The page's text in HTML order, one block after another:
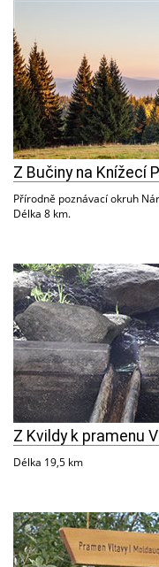
Z Bučiny na Knížecí
Přírodně poznávací okruh
Délka 8 km.
Z Kvildy k pramenu
Délka 19,5 km